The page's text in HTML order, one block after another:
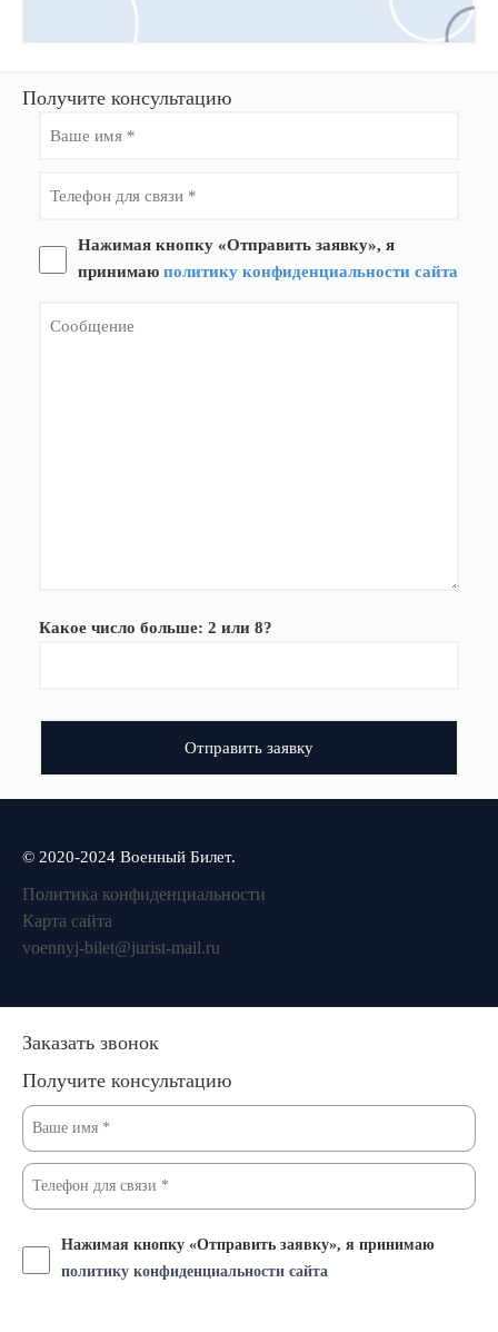
Получите консультацию
Нажимая кнопку «Отправить заявку», я
принимаю политику конфиденциальности сайта
Какое число больше: 2 или 8?
© 2020-2024 Военный Билет.
Политика конфиденциальности
Карта сайта
voennyj-bilet@jurist-mail.ru
Заказать звонок
Получите консультацию
Нажимая кнопку «Отправить заявку», я принимаю
политику конфиденциальности сайта